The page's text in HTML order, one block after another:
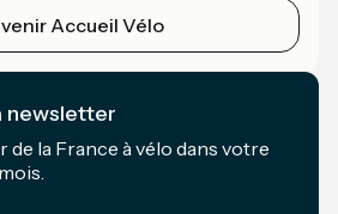
Accueil Vélo
newsletter
de la France à vélo dans votre